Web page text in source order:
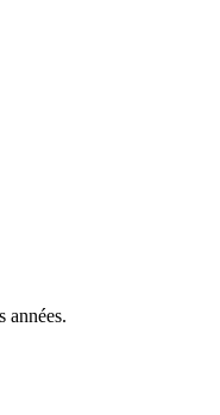
années.